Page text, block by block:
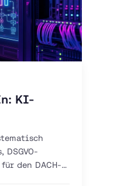
KI-
den DACH-